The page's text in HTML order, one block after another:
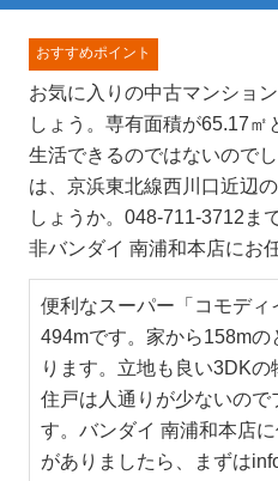
おすすめポイント
お気に入りの中古マンショ
しょう。専有面積が65.17㎡
生活できるのではないので
は、京浜東北線西川口近辺
しょうか。048-711-3712ま
非バンダイ 南浦和本店にお
便利なスーパー「コモデ
494mです。家から158m
ります。立地も良い3DK
住戸は人通りが少ないので
す。バンダイ 南浦和本店
がありましたら、まずは